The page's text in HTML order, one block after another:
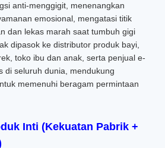
anti-menggigit, menenangkan
emosional, mengatasi titik
dan lekas marah saat tumbuh gigi
dipasok ke distributor produk bayi,
toko ibu dan anak, serta penjual e-
di seluruh dunia, mendukung
memenuhi beragam permintaan
Inti (Kekuatan Pabrik +